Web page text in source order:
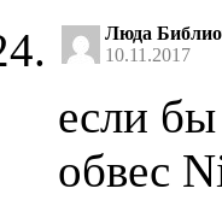
Люда
10.11.2017
если
обвес